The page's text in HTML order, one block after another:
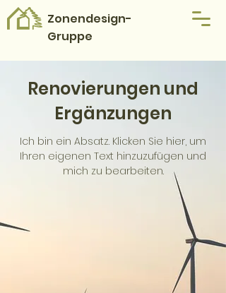
Zonendesign-
Gruppe
Renovierungen und
Ergänzungen
Ich bin ein Absatz. Klicken Sie hier, um
Ihren eigenen Text hinzuzufügen und
mich zu bearbeiten.